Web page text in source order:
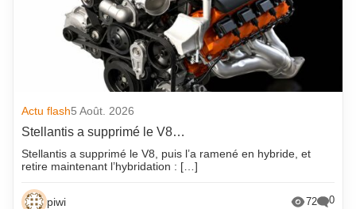
Actu flash5 Août. 2026
Stellantis a supprimé le V8…
Stellantis a supprimé le V8, puis l’a ramené en hybride, et
retire maintenant l’hybridation : […]
piwi 72 0